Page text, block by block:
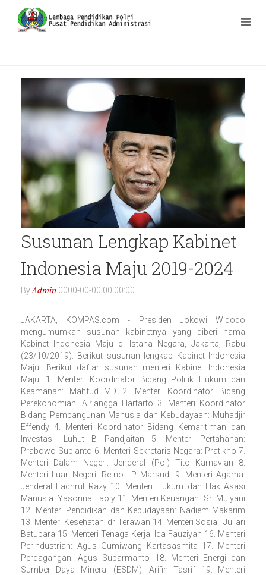
Susunan Lengkap Kabinet
Indonesia Maju 2019-2024
ByAdmin 0000-00-00 00:00:00
JAKARTA, KOMPAS.com - Presiden Jokowi Widodo
mengumumkan susunan kabinetnya yang diberi nama
Kabinet Indonesia Maju di Istana Negara, Jakarta, Rabu
(23/10/2019). Berikut susunan lengkap Kabinet Indonesia
Maju. Berikut daftar susunan menteri Kabinet Indonesia
Maju: 1. Menteri Koordinator Bidang Politik Hukum dan
Keamanan: Mahfud MD 2. Menteri Koordinator Bidang
Perekonomian: Airlangga Hartarto 3. Menteri Koordinator
Bidang Pembangunan Manusia dan Kebudayaan: Muhadjir
Effendy 4. Menteri Koordinator Bidang Kemaritiman dan
Investasi: Luhut B Pandjaitan 5. Menteri Pertahanan:
Prabowo Subianto 6. Menteri Sekretaris Negara: Pratikno 7.
Menteri Dalam Negeri: Jenderal (Pol) Tito Karnavian 8.
Menteri Luar Negeri: Retno LP Marsudi 9. Menteri Agama:
Jenderal Fachrul Razy 10. Menteri Hukum dan Hak Asasi
Manusia: Yasonna Laoly 11. Menteri Keuangan: Sri Mulyani
12. Menteri Pendidikan dan Kebudayaan: Nadiem Makarim
13. Menteri Kesehatan: dr Terawan 14. Menteri Sosial: Juliari
Batubara 15. Menteri Tenaga Kerja: Ida Fauziyah 16. Menteri
Perindustrian: Agus Gumiwang Kartasasmita 17. Menteri
Perdagangan: Agus Suparmanto 18. Menteri Energi dan
Sumber Daya Mineral (ESDM): Arifin Tasrif 19. Menteri